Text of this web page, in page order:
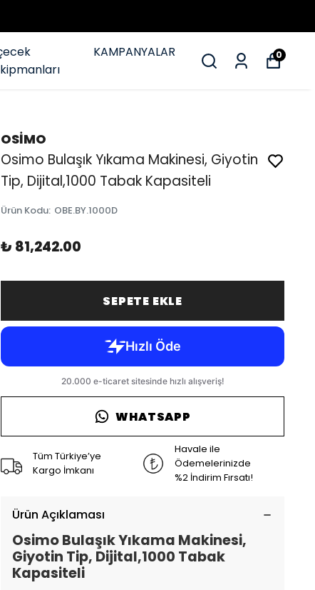
KAMPANYALAR 0
OSİMO
Osimo Bulaşık Yıkama Makinesi, Giyotin
Tip, Dijital,1000 Tabak Kapasiteli
Ürün Kodu: OBE.BY.1000D
₺ 81,242.00
SEPETE EKLE
WHATSAPP
Tüm Türkiye’ye
Kargo İmkanı
Havale ile
Ödemelerinizde
%2 İndirim Fırsatı!
Ürün Açıklaması
Osimo Bulaşık Yıkama Makinesi,
Giyotin Tip, Dijital,1000 Tabak
Kapasiteli